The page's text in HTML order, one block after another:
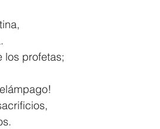
los profetas;
relámpago!